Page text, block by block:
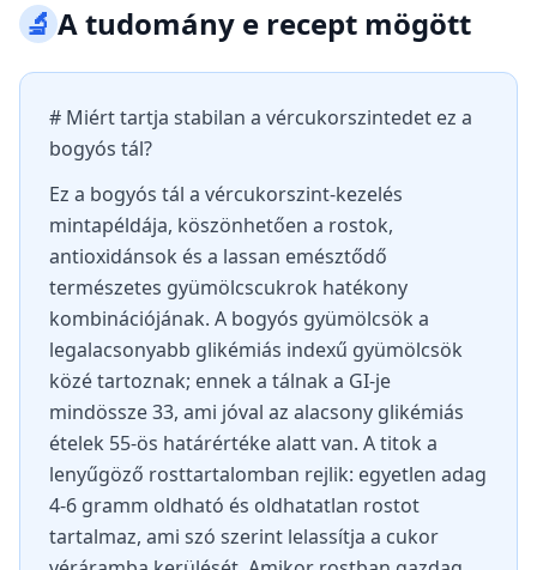
🔬A tudomány e recept mögött
# Miért tartja stabilan a vércukorszintedet ez a
bogyós tál?
Ez a bogyós tál a vércukorszint-kezelés
mintapéldája, köszönhetően a rostok,
antioxidánsok és a lassan emésztődő
természetes gyümölcscukrok hatékony
kombinációjának. A bogyós gyümölcsök a
legalacsonyabb glikémiás indexű gyümölcsök
közé tartoznak; ennek a tálnak a GI-je
mindössze 33, ami jóval az alacsony glikémiás
ételek 55-ös határértéke alatt van. A titok a
lenyűgöző rosttartalomban rejlik: egyetlen adag
4-6 gramm oldható és oldhatatlan rostot
tartalmaz, ami szó szerint lelassítja a cukor